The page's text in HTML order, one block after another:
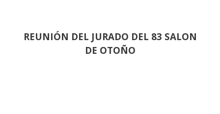
REUNIÓN DEL JURADO DEL 83 SALON
DE OTOÑO